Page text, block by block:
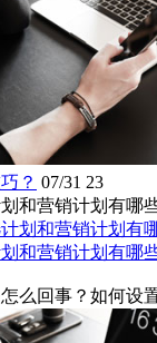
？ 07/31 23
和营销计划有哪
和营销计划有哪
么回事？如何设